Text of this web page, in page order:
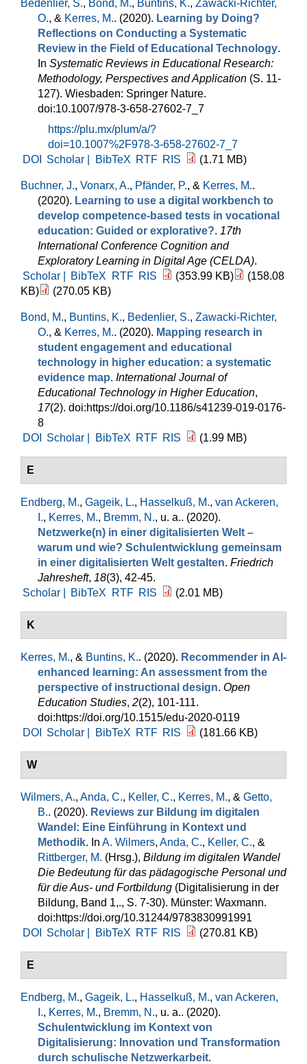
Bedenlier, S., Bond, M., Buntins, K., Zawacki-Richter,
O., & Kerres, M.. (2020). Learning by Doing?
Reflections on Conducting a Systematic
Review in the Field of Educational Technology.
In Systematic Reviews in Educational Research:
Methodology, Perspectives and Application (S. 11-
127). Wiesbaden: Springer Nature.
doi:10.1007/978-3-658-27602-7_7
https://plu.mx/plum/a/?
doi=10.1007%2F978-3-658-27602-7_7
DOI
Scholar | BibTeX RTF RIS (1.71 MB)
Buchner, J., Vonarx, A., Pfänder, P., & Kerres, M..
(2020). Learning to use a digital workbench to
develop competence-based tests in vocational
education: Guided or explorative?. 17th
International Conference Cognition and
Exploratory Learning in Digital Age (CELDA).
Scholar |
BibTeX RTF RIS (353.99 KB)
(158.08
KB)
(270.05 KB)
Bond, M., Buntins, K., Bedenlier, S., Zawacki-Richter,
O., & Kerres, M.. (2020). Mapping research in
student engagement and educational
technology in higher education: a systematic
evidence map. International Journal of
Educational Technology in Higher Education,
17(2). doi:https://doi.org/10.1186/s41239-019-0176-
8
DOI
Scholar | BibTeX RTF RIS (1.99 MB)
E
Endberg, M., Gageik, L., Hasselkuß, M., van Ackeren,
I., Kerres, M., Bremm, N., u. a.. (2020).
Netzwerke(n) in einer digitalisierten Welt –
warum und wie? Schulentwicklung gemeinsam
in einer digitalisierten Welt gestalten. Friedrich
Jahresheft, 18(3), 42-45.
Scholar |
BibTeX RTF RIS (2.01 MB)
K
Kerres, M., & Buntins, K.. (2020). Recommender in AI-
enhanced learning: An assessment from the
perspective of instructional design. Open
Education Studies, 2(2), 101-111.
doi:https://doi.org/10.1515/edu-2020-0119
DOI
Scholar | BibTeX RTF RIS (181.66 KB)
W
Wilmers, A., Anda, C., Keller, C., Kerres, M., & Getto,
B.. (2020). Reviews zur Bildung im digitalen
Wandel: Eine Einführung in Kontext und
Methodik. In A. Wilmers, Anda, C., Keller, C., &
Rittberger, M. (Hrsg.), Bildung im digitalen Wandel
Die Bedeutung für das pädagogische Personal und
für die Aus- und Fortbildung (Digitalisierung in der
Bildung, Band 1,., S. 7-30). Münster: Waxmann.
doi:https://doi.org/10.31244/9783830991991
DOI
Scholar | BibTeX RTF RIS (270.81 KB)
E
Endberg, M., Gageik, L., Hasselkuß, M., van Ackeren,
I., Kerres, M., Bremm, N., u. a.. (2020).
Schulentwicklung im Kontext von
Digitalisierung: Innovation und Transformation
durch schulische Netzwerkarbeit.